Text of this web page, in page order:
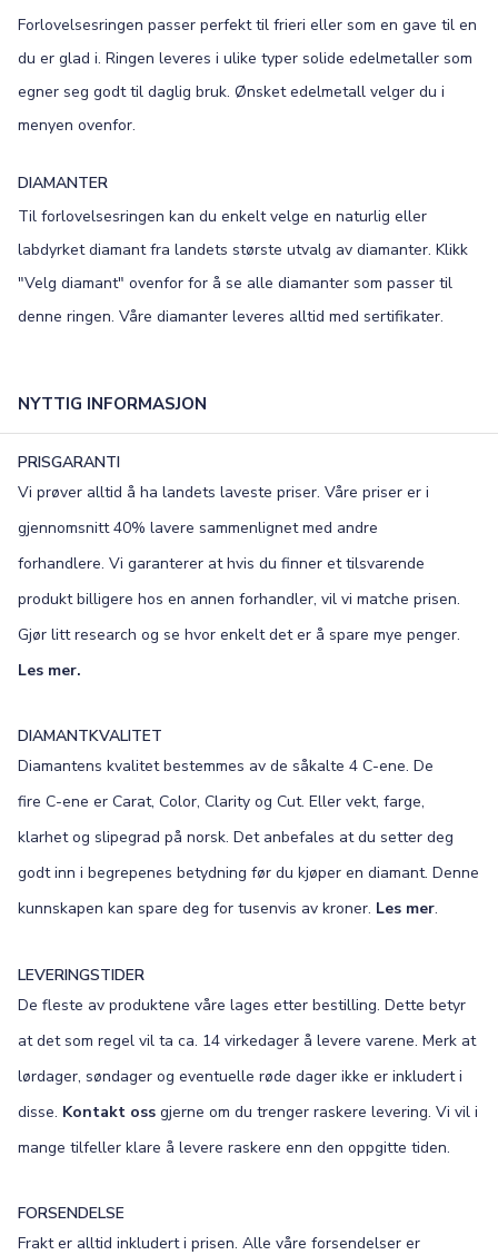
Old English Bookman
Colonna Edwardian
Script MT
Forlovelsesringen passer perfekt til frieri eller som en gave til en
du er glad i. Ringen leveres i ulike typer solide edelmetaller som
egner seg godt til daglig bruk. Ønsket edelmetall velger du i
menyen ovenfor.
DIAMANTER
Til forlovelsesringen kan du enkelt velge en naturlig eller
labdyrket diamant fra landets største utvalg av diamanter. Klikk
"Velg diamant" ovenfor for å se alle diamanter som passer til
denne ringen. Våre diamanter leveres alltid med sertifikater.
NYTTIG INFORMASJON
PRISGARANTI
Vi prøver alltid å ha landets laveste priser. Våre priser er i
gjennomsnitt 40% lavere sammenlignet med andre
forhandlere. Vi garanterer at hvis du finner et tilsvarende
produkt billigere hos en annen forhandler, vil vi matche prisen.
Gjør litt research og se hvor enkelt det er å spare mye penger.
Les mer.
DIAMANTKVALITET
Diamantens kvalitet bestemmes av de såkalte 4 C-ene. De
fire C-ene er Carat, Color, Clarity og Cut. Eller vekt, farge,
klarhet og slipegrad på norsk. Det anbefales at du setter deg
godt inn i begrepenes betydning før du kjøper en diamant. Denne
kunnskapen kan spare deg for tusenvis av kroner. Les mer.
LEVERINGSTIDER
De fleste av produktene våre lages etter bestilling. Dette betyr
at det som regel vil ta ca. 14 virkedager å levere varene. Merk at
lørdager, søndager og eventuelle røde dager ikke er inkludert i
disse. Kontakt oss gjerne om du trenger raskere levering. Vi vil i
mange tilfeller klare å levere raskere enn den oppgitte tiden.
FORSENDELSE
Frakt er alltid inkludert i prisen. Alle våre forsendelser er